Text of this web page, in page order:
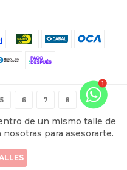
5 6 7 8
de un mismo talle de
para asesorarte.